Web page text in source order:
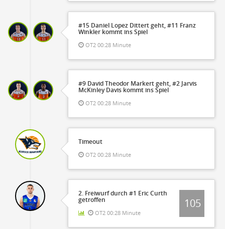
#15 Daniel Lopez Dittert geht, #11 Franz
Winkler kommt ins Spiel
OT2 00:28 Minute
#9 David Theodor Markert geht, #2 Jarvis
McKinley Davis kommt ins Spiel
OT2 00:28 Minute
Timeout
OT2 00:28 Minute
2. Freiwurf durch #1 Eric Curth
getroffen
OT2 00:28 Minute
105